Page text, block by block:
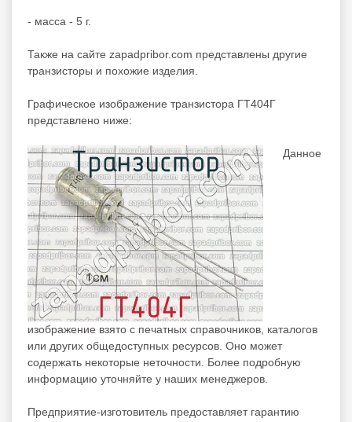
- масса - 5 г.
Также на сайте zapadpribor.com представлены другие
транзисторы и похожие изделия.
Графическое изображение транзистора ГТ404Г
представлено ниже:
Данное
изображение взято с печатных справочников, каталогов
или других общедоступных ресурсов. Оно может
содержать некоторые неточности. Более подробную
информацию уточняйте у наших менеджеров.
Предприятие-изготовитель предоставляет гарантию